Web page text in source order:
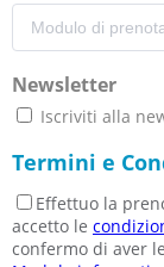
Newsletter
Iscriviti alla
Termini e
Effettuo la
accetto le
confermo di aver